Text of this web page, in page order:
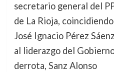
secretario general del
de La Rioja,
José Ignacio Pérez Sáenz
al liderazgo del
derrota, Sanz Alonso